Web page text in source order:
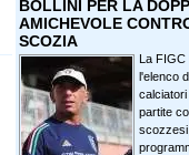
BOLLINI PER LA
AMICHEVOLE
SCOZIA
La FIGC
l'elenco
partite